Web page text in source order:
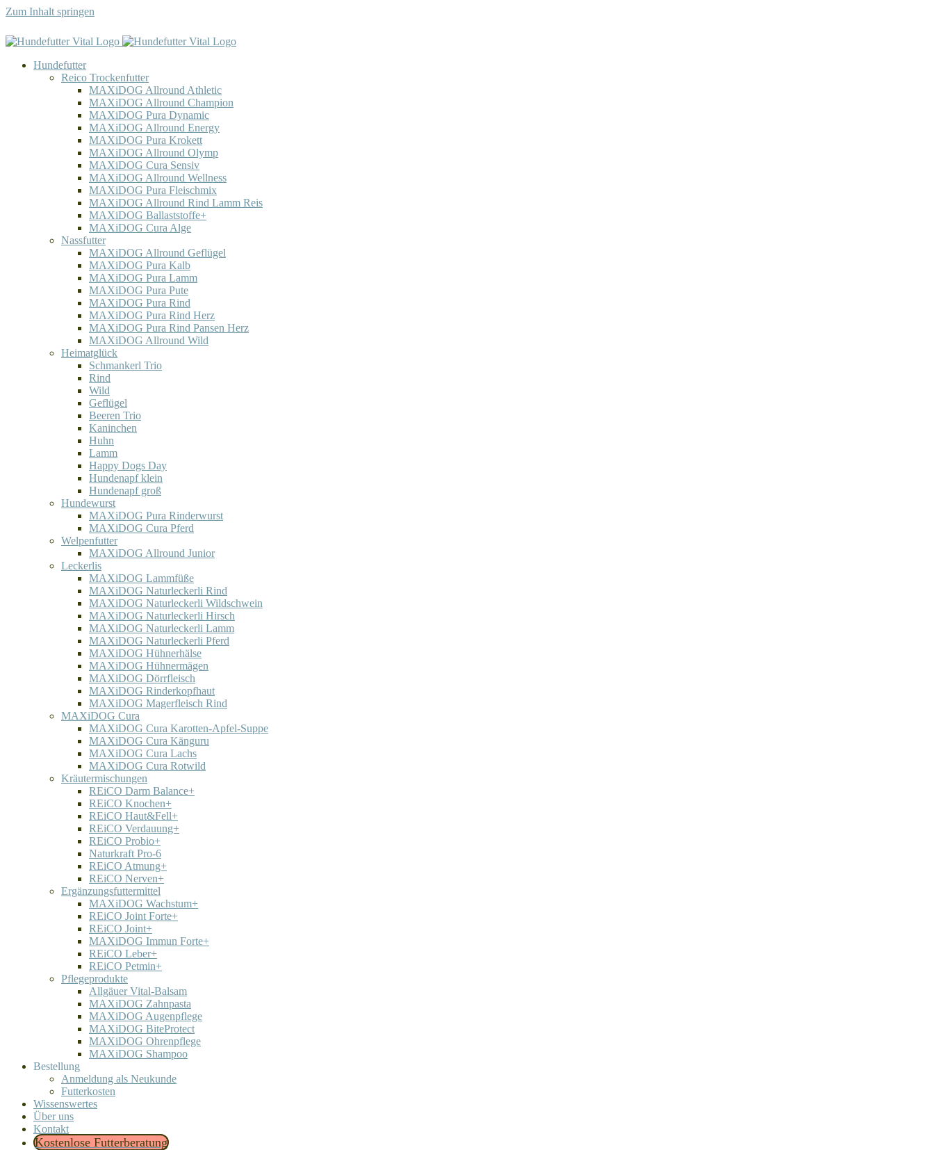
Zum Inhalt springen
Hundefutter
Reico Trockenfutter
MAXiDOG Allround Athletic
MAXiDOG Allround Champion
MAXiDOG Pura Dynamic
MAXiDOG Allround Energy
MAXiDOG Pura Krokett
MAXiDOG Allround Olymp
MAXiDOG Cura Sensiv
MAXiDOG Allround Wellness
MAXiDOG Pura Fleischmix
MAXiDOG Allround Rind Lamm Reis
MAXiDOG Ballaststoffe+
MAXiDOG Cura Alge
Nassfutter
MAXiDOG Allround Geflügel
MAXiDOG Pura Kalb
MAXiDOG Pura Lamm
MAXiDOG Pura Pute
MAXiDOG Pura Rind
MAXiDOG Pura Rind Herz
MAXiDOG Pura Rind Pansen Herz
MAXiDOG Allround Wild
Heimatglück
Schmankerl Trio
Rind
Wild
Geflügel
Beeren Trio
Kaninchen
Huhn
Lamm
Happy Dogs Day
Hundenapf klein
Hundenapf groß
Hundewurst
MAXiDOG Pura Rinderwurst
MAXiDOG Cura Pferd
Welpenfutter
MAXiDOG Allround Junior
Leckerlis
MAXiDOG Lammfüße
MAXiDOG Naturleckerli Rind
MAXiDOG Naturleckerli Wildschwein
MAXiDOG Naturleckerli Hirsch
MAXiDOG Naturleckerli Lamm
MAXiDOG Naturleckerli Pferd
MAXiDOG Hühnerhälse
MAXiDOG Hühnermägen
MAXiDOG Dörrfleisch
MAXiDOG Rinderkopfhaut
MAXiDOG Magerfleisch Rind
MAXiDOG Cura
MAXiDOG Cura Karotten-Apfel-Suppe
MAXiDOG Cura Känguru
MAXiDOG Cura Lachs
MAXiDOG Cura Rotwild
Kräutermischungen
REiCO Darm Balance+
REiCO Knochen+
REiCO Haut&Fell+
REiCO Verdauung+
REiCO Probio+
Naturkraft Pro-6
REiCO Atmung+
REiCO Nerven+
Ergänzungsfuttermittel
MAXiDOG Wachstum+
REiCO Joint Forte+
REiCO Joint+
MAXiDOG Immun Forte+
REiCO Leber+
REiCO Petmin+
Pflegeprodukte
Allgäuer Vital-Balsam
MAXiDOG Zahnpasta
MAXiDOG Augenpflege
MAXiDOG BiteProtect
MAXiDOG Ohrenpflege
MAXiDOG Shampoo
Bestellung
Anmeldung als Neukunde
Futterkosten
Wissenswertes
Über uns
Kontakt
Kostenlose Futterberatung